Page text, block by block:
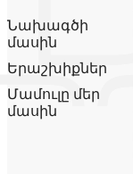
Նախագծի
մասին
Երաշխիքներ
Մամուլը մեր
մասին